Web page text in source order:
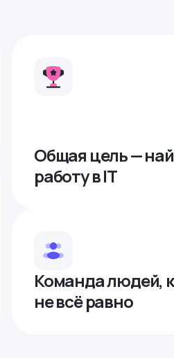
Общая цель —
работу в IТ
Команда людей,
не всё равно